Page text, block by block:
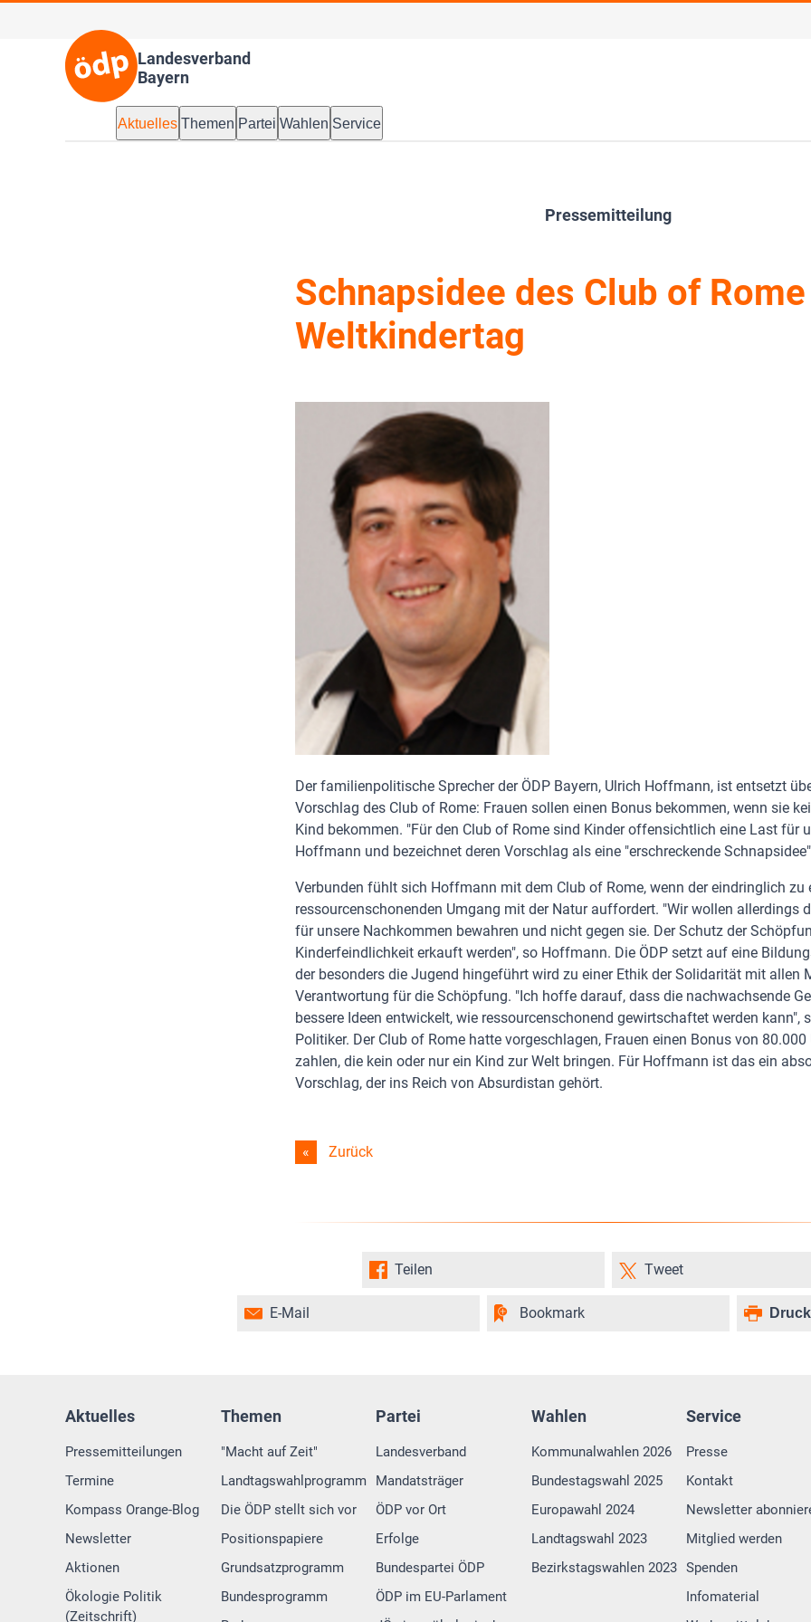
Landesverband
Bayern
Aktuelles Themen Partei Wahlen Service
Pressemitteilung
Schnapsidee des Club of
Weltkindertag
Der familienpolitische Sprecher der ÖDP Bayern, Ulrich Hoffmann, ist entsetzt
Vorschlag des Club of Rome: Frauen sollen einen Bonus bekommen, wenn sie
Kind bekommen. "Für den Club of Rome sind Kinder offensichtlich eine Last für
Hoffmann und bezeichnet deren Vorschlag als eine "erschreckende
Verbunden fühlt sich Hoffmann mit dem Club of Rome, wenn der eindringlich zu
ressourcenschonenden Umgang mit der Natur auffordert. "Wir wollen allerdings
für unsere Nachkommen bewahren und nicht gegen sie. Der Schutz der
Kinderfeindlichkeit erkauft werden", so Hoffmann. Die ÖDP setzt auf eine
der besonders die Jugend hingeführt wird zu einer Ethik der Solidarität mit allen
Verantwortung für die Schöpfung. "Ich hoffe darauf, dass die nachwachsende
bessere Ideen entwickelt, wie ressourcenschonend gewirtschaftet werden kann",
Politiker. Der Club of Rome hatte vorgeschlagen, Frauen einen Bonus von 80.000
zahlen, die kein oder nur ein Kind zur Welt bringen. Für Hoffmann ist das ein
Vorschlag, der ins Reich von Absurdistan gehört.
Zurück
Teilen Tweet
E-Mail Bookmark
Aktuelles
Pressemitteilungen
Termine
Kompass Orange-Blog
Newsletter
Aktionen
Ökologie Politik
(Zeitschrift)
Themen
"Macht auf Zeit"
Landtagswahlprogramm
Die ÖDP stellt sich vor
Positionspapiere
Grundsatzprogramm
Bundesprogramm
Partei
Landesverband
Mandatsträger
ÖDP vor Ort
Erfolge
Bundespartei ÖDP
ÖDP im EU-Parlament
Wahlen
Kommunalwahlen 2026
Bundestagswahl 2025
Europawahl 2024
Landtagswahl 2023
Bezirkstagswahlen 2023
Service
Presse
Kontakt
Newsletter
Mitglied werden
Spenden
Infomaterial